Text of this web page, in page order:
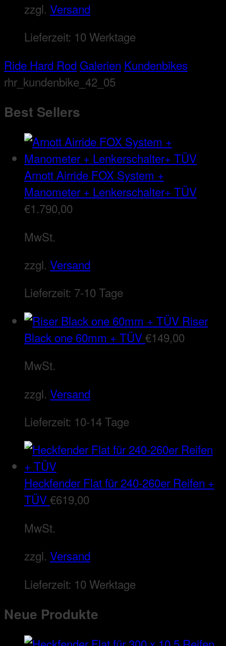
zzgl. Versand
Lieferzeit: 10 Werktage
Ride Hard Rod Galerien Kundenbikes
rhr_kundenbike_42_05
Best Sellers
Arnott Airride FOX System +
Manometer + Lenkerschalter+ TÜV
€1.790,00
MwSt.
zzgl. Versand
Lieferzeit: 7-10 Tage
Riser
Black one 60mm + TÜV€149,00
MwSt.
zzgl. Versand
Lieferzeit: 10-14 Tage
Heckfender Flat für 240-260er Reifen +
TÜV€619,00
MwSt.
zzgl. Versand
Lieferzeit: 10 Werktage
Neue Produkte